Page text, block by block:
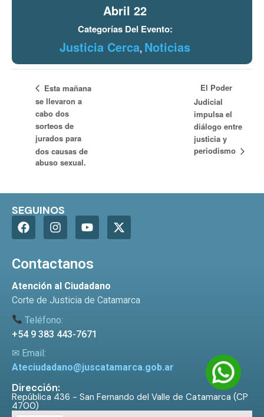
Abril 22
Categorías Del Evento:
Justicia Cerca, Noticias
Esta mañana
se llevaron a
cabo dos
sorteos de
jurados para
dos causas de
abuso sexual.
El Poder
Judicial
impulsa el
diálogo entre
justicia y
periodismo
SEGUINOS
Contactanos
Atención al Ciudadano
Corte de Justicia de Catamarca
Teléfono:
+54 9 383 443-7671
✉ Email:
Ateciudadano@juscatamarca.gob.ar
Dirección:
República 436 - San Fernando del Valle de Catamarca (CP
4700)